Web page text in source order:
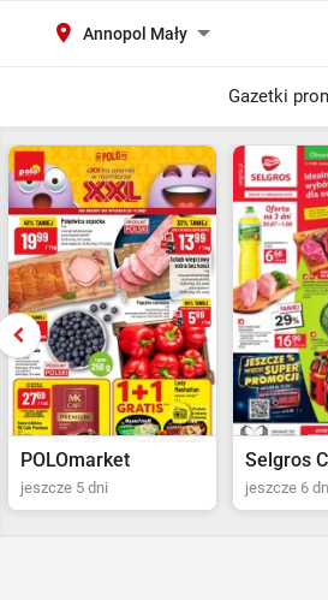
Annopol Mały
Gazetki
Selgros Cash&Carry
jeszcze 6 dni
Netto
jeszcze 6